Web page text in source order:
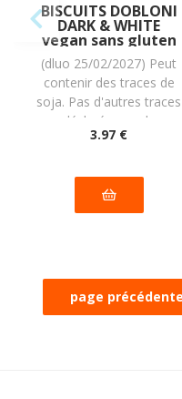
BISCUITS DOBLONI
DARK & WHITE
vegan sans gluten
sans lait sans oeufs
sans coque sans
arachide PIACERI
MEDITERRANEI :
120g
(dluo 25/02/2027) Peut
contenir des traces de
soja. Pas d'autres traces
déclarées par le
fabricant
3.97 €